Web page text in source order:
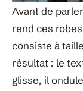
Avant de
rend ces
consiste à
résultat : le
glisse, il